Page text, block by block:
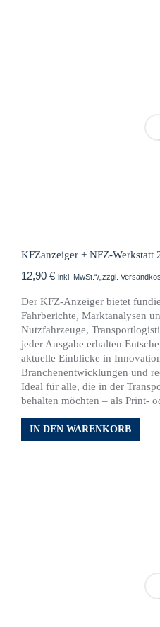
KFZanzeiger + NFZ-Werkstatt
12,90 € inkl. MwSt.“/„zzgl.
Der KFZ-Anzeiger bietet
Fahrberichte, Marktanalysen
Nutzfahrzeuge,
jeder Ausgabe erhalten
aktuelle Einblicke in
Branchenentwicklungen und
Ideal für alle, die in der
behalten möchten – als Print-
IN DEN WARENKORB